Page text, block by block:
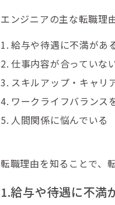
エンジニアの主な転職理
給与や待遇に不満があ
仕事内容が合っていな
スキルアップ・キャリ
ワークライフバランス
人間関係に悩んでいる
転職理由を知ることで、
1.給与や待遇に不満